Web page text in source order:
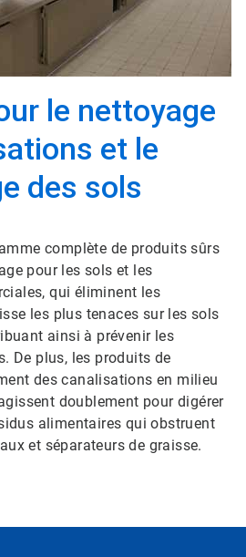
le nettoyage
et le
des sols
complète de produits sûrs
pour les sols et les
qui éliminent les
les plus tenaces sur les sols
ainsi à prévenir les
De plus, les produits de
des canalisations en milieu
doublement pour digérer
alimentaires qui obstruent
et séparateurs de graisse.